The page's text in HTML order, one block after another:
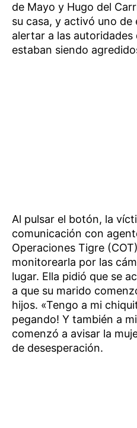
de Mayo y Hugo del
su casa, y activó uno
alertar a las autoridades
estaban siendo
Al pulsar el botón, la
comunicación con
Operaciones Tigre
monitorearla por las
lugar. Ella pidió que se
a que su marido
hijos. «Tengo a mi
pegando! Y también a
comenzó a avisar la
de desesperación.